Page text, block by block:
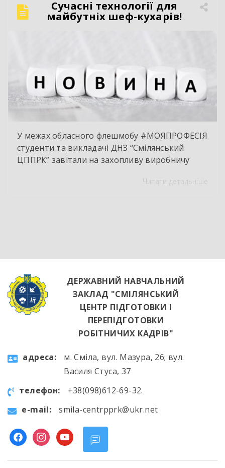
«просто крутити гайки». Це інтелектуальна
праця, комп’ютерна діагностика, знання
Сучасні технології для
майбутніх шеф-кухарів!
У межах обласного флешмобу #МОЯПРОФЕСІЯ
студенти та викладачі ДНЗ “Смілянський
ЦППРК” завітали на захопливу виробничу
НВК “Лідер”. Світлі кахлі, інноваційне
висококваліфікованих майбутніх фахівцях. […]
Читати детальніше
ДЕРЖАВНИЙ НАВЧАЛЬНИЙ
ЗАКЛАД "СМІЛЯНСЬКИЙ
ЦЕНТР ПІДГОТОВКИ І
ПЕРЕПІДГОТОВКИ
РОБІТНИЧИХ КАДРІВ"
aдресa:
м. Сміла, вул. Мазура, 26; вул.
Василя Стуса, 37
телефон:
+38(098)612-69-32.
e-mail:
smila-centrpprk@ukr.net
facebookinstagram
youtube